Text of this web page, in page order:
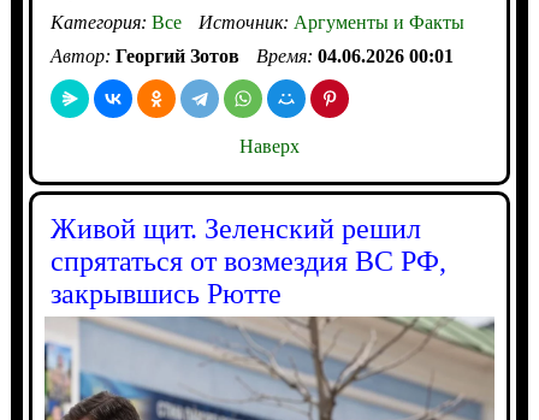
Категория: Все Источник: Аргументы и Факты
Автор: Георгий Зотов Время: 04.06.2026 00:01
Наверх
Живой щит. Зеленский решил
спрятаться от возмездия ВС РФ,
закрывшись Рютте